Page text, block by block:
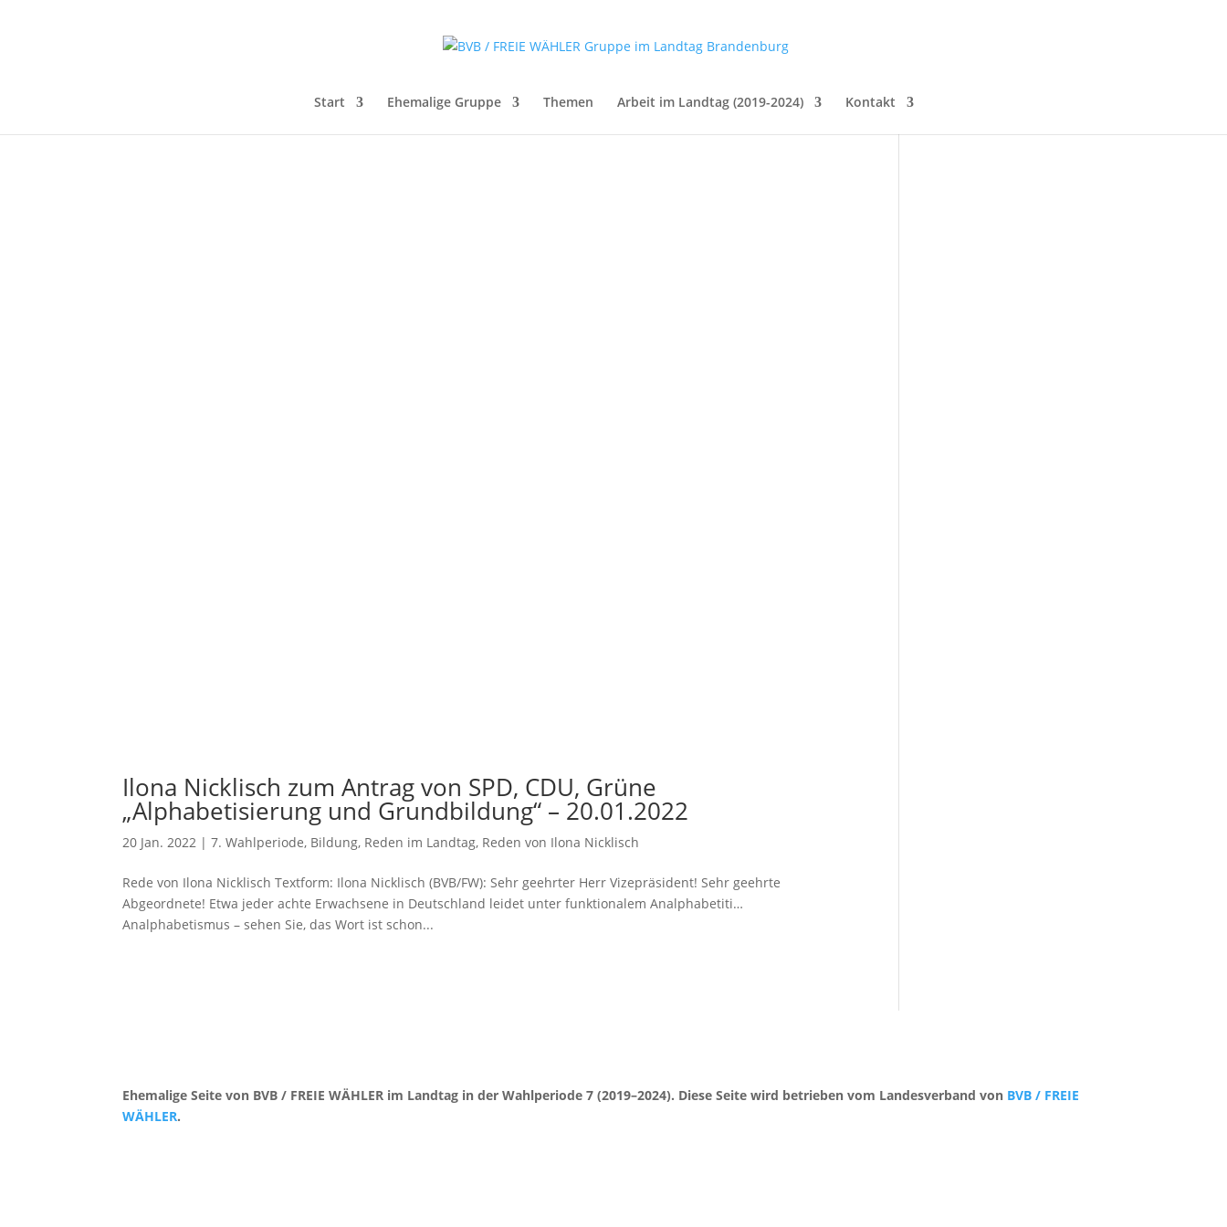
Start Ehemalige Gruppe Themen Arbeit im Landtag (2019-2024) Kontakt
Ilona Nicklisch zum Antrag von SPD, CDU, Grüne
„Alphabetisierung und Grundbildung“ – 20.01.2022
20 Jan. 2022 |7. Wahlperiode, Bildung, Reden im Landtag, Reden von Ilona Nicklisch
Rede von Ilona Nicklisch Textform: Ilona Nicklisch (BVB/FW): Sehr geehrter Herr Vizepräsident! Sehr geehrte
Abgeordnete! Etwa jeder achte Erwachsene in Deutschland leidet unter funktionalem Analphabetiti…
Analphabetismus – sehen Sie, das Wort ist schon...
Ehemalige Seite von BVB / FREIE WÄHLER im Landtag in der Wahlperiode 7 (2019–2024). Diese Seite wird betrieben vom Landesverband von BVB / FREIE
WÄHLER.